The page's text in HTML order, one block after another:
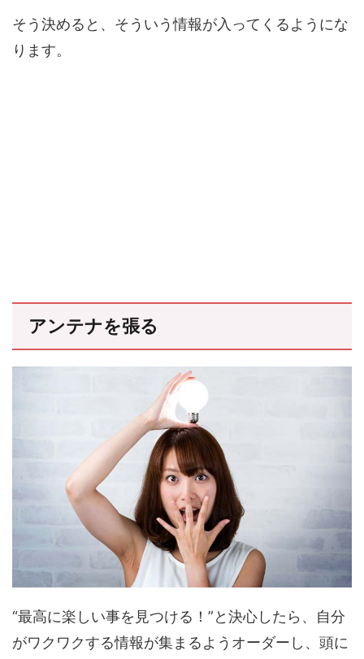
そう決めると、そういう情報が入ってくるようにな
ります。
アンテナを張る
“最高に楽しい事を見つける！”と決心したら、自分
がワクワクする情報が集まるようオーダーし、頭に